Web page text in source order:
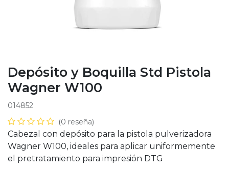
Depósito y Boquilla Std Pistola
Wagner W100
014852
(0 reseña)
Cabezal con depósito para la pistola pulverizadora
Wagner W100, ideales para aplicar uniformemente
el pretratamiento para impresión DTG